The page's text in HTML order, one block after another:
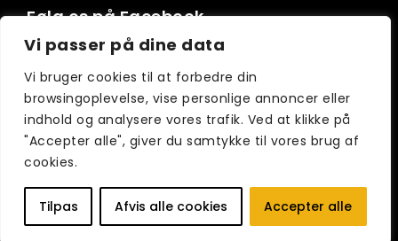
Vi passer på dine data
Vi bruger cookies til at forbedre din
browsingoplevelse, vise personlige annoncer eller
indhold og analysere vores trafik. Ved at klikke på
"Accepter alle", giver du samtykke til vores brug af
cookies.
Tilpas Afvis alle cookies Accepter alle
Følg os på Facebook
© 2023 SF winne & doore -
Løgum 6230 Rødekro - En del af skovfogedens.dk
APS - CVR:40687483